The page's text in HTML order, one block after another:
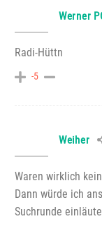
Werner
Radi-Hüttn
-5
Weiher
Waren wirklich
Dann würde ich
Suchrunde